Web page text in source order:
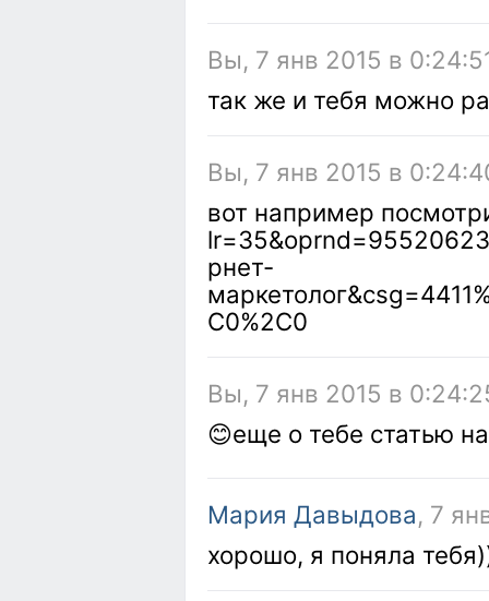
Вы, 7 янв 2015 в
так же и тебя можно
Вы, 7 янв 2015 в
вот например
рнет-
C0%2C0
Вы, 7 янв 2015 в
😊еще о тебе статью
Мария Давыдова, 7
хорошо, я поняла